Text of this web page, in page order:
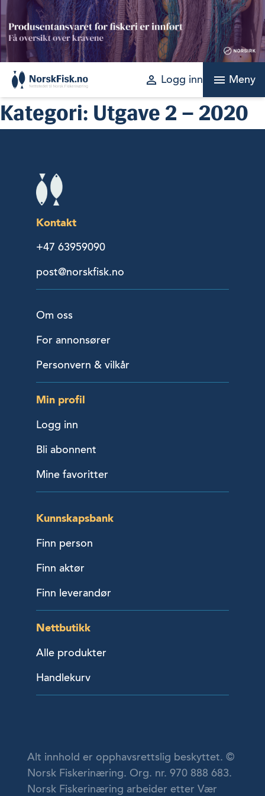
Skip
to
content
perm_identity Logg inn menu Meny
Kategori: Utgave 2 – 2020
Kontakt
+47 63959090
post@norskfisk.no
Om oss
For annonsører
Personvern & vilkår
Min profil
Logg inn
Bli abonnent
Mine favoritter
Kunnskapsbank
Finn person
Finn aktør
Finn leverandør
Nettbutikk
Alle produkter
Handlekurv
Alt innhold er opphavsrettslig beskyttet. ©
Norsk Fiskerinæring. Org. nr. 970 888 683.
Norsk Fiskerinæring arbeider etter Vær